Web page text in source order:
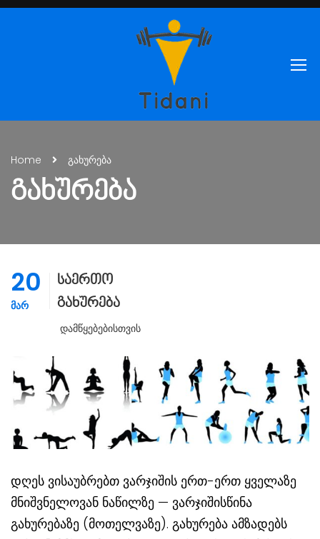
Home გახურება
ᲒᲐᲮᲣᲠᲔᲑᲐ
20
ᲛᲐᲠ
საერთო
გახურება
Დამწყებებისთვის
დღეს ვისაუბრებთ ვარჯიშის ერთ-ერთ ყველაზე
მნიშვნელოვან ნაწილზე — ვარჯიშისწინა
გახურებაზე (მოთელვაზე). გახურება ამზადებს